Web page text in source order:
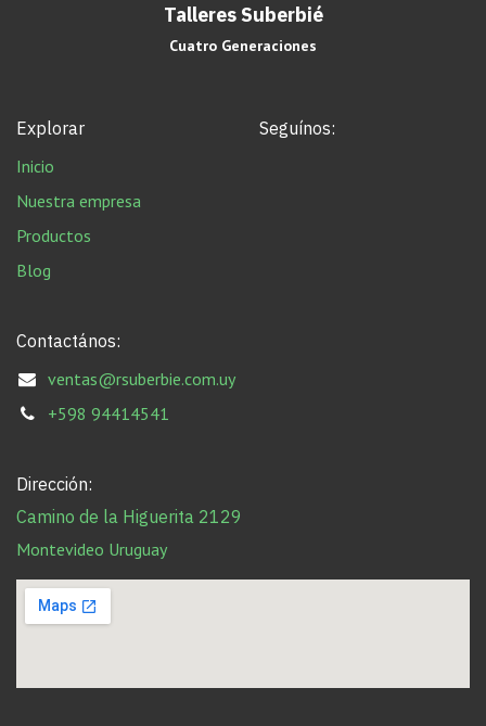
Talleres Suberbié
Cuatro Generaciones
Explorar
Inicio
Nuestra empresa
Productos
Blog
Contactános:
ventas@rsuberbie.com.uy
+598 94414541
Seguínos:
Dirección:
Camino de la Higuerita 2129
Montevideo Uruguay